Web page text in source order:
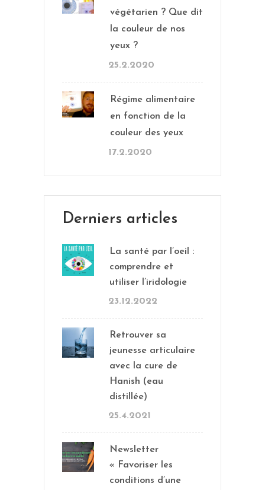
végétarien ? Que dit
la couleur de nos
yeux ?
25.2.2020
Régime alimentaire
en fonction de la
couleur des yeux
17.2.2020
Derniers articles
La santé par l’oeil :
comprendre et
utiliser l’iridologie
23.12.2022
Retrouver sa
jeunesse articulaire
avec la cure de
Hanish (eau
distillée)
25.4.2021
Newsletter
« Favoriser les
conditions d’une